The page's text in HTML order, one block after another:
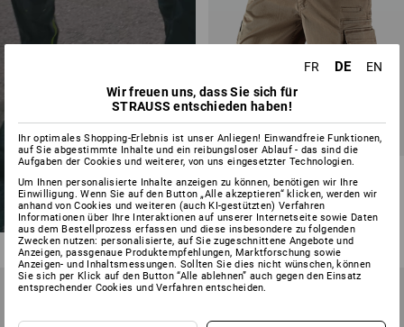
5 Farben
ab 59,88 €
(m. MwSt.) ab 10 Stück
FR DE
EN
Wir freuen uns, dass Sie sich für
STRAUSS entschieden haben!
Ihr optimales Shopping-Erlebnis ist unser Anliegen! Einwandfreie Funktionen,
auf Sie abgestimmte Inhalte und ein reibungsloser Ablauf - das sind die
Aufgaben der Cookies und weiterer, von uns eingesetzter Technologien.
Um Ihnen personalisierte Inhalte anzeigen zu können, benötigen wir Ihre
Einwilligung. Wenn Sie auf den Button „Alle akzeptieren“ klicken, werden wir
anhand von Cookies und weiteren (auch KI-gestützten) Verfahren
Informationen über Ihre Interaktionen auf unserer Internetseite sowie Daten
aus dem Bestellprozess erfassen und diese insbesondere zu folgenden
Zwecken nutzen: personalisierte, auf Sie zugeschnittene Angebote und
Anzeigen, passgenaue Produktempfehlungen, Marktforschung sowie
Anzeigen- und Inhaltsmessungen. Sollten Sie dies nicht wünschen, können
Sie sich per Klick auf den Button “Alle ablehnen” auch gegen den Einsatz
entsprechender Cookies und Verfahren entscheiden.